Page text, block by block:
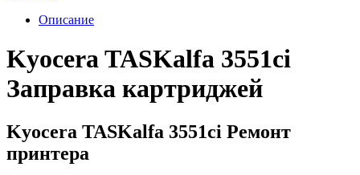
Описание
Kyocera TASKalfa 3551ci
Заправка картриджей
Kyocera TASKalfa 3551ci Ремонт
принтера